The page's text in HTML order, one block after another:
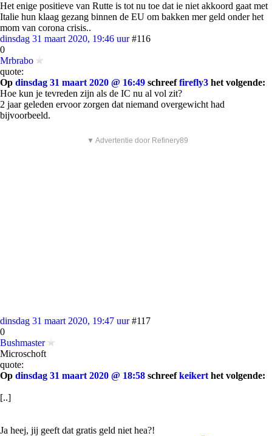
Het enige positieve van Rutte is tot nu toe dat ie niet akkoord gaat met
Italie hun klaag gezang binnen de EU om bakken mer geld onder het
mom van corona crisis..
dinsdag 31 maart 2020, 19:46 uur #116
0
Mrbrabo
quote:
Op dinsdag 31 maart 2020 @ 16:49 schreeffirefly3 het volgende:
Hoe kun je tevreden zijn als de IC nu al vol zit?
2 jaar geleden ervoor zorgen dat niemand overgewicht had
bijvoorbeeld.
▼ Advertentie door Refinery89
dinsdag 31 maart 2020, 19:47 uur #117
0
Bushmaster
Microschoft
quote:
Op dinsdag 31 maart 2020 @ 18:58 schreefkeikert het volgende:
[..]
Ja heej, jij geeft dat gratis geld niet hea?!